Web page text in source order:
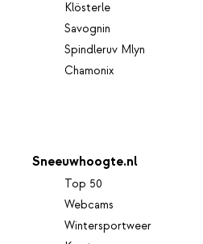
Klösterle
Savognin
Spindleruv Mlyn
Chamonix
Sneeuwhoogte.nl
Top 50
Webcams
Wintersportweer